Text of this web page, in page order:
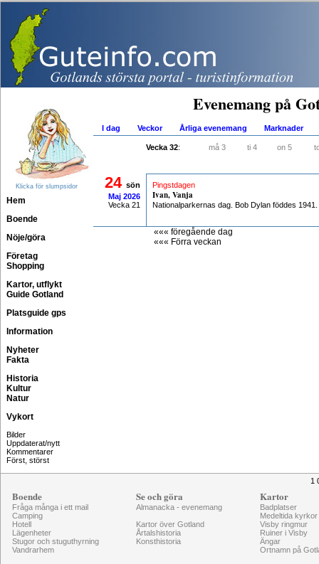
Klicka för slumpsidor
Hem
Boende
Nöje/göra
Företag
Shopping
Kartor, utflykt
Guide Gotland
Platsguide gps
Information
Nyheter
Fakta
Historia
Kultur
Natur
Vykort
Bilder
Uppdaterat/nytt
Kommentarer
Först, störst
Evenemang på
I dag Veckor Årliga evenemang Marknader
Vecka 32: må 3 ti 4 on 5
24 sön
Maj 2026
Vecka 21
Pingstdagen
Ivan, Vanja
Nationalparkernas dag. Bob Dylan föddes 1941.
««« föregående dag
««« Förra veckan
1
Boende
Fråga många i ett mail
Camping
Hotell
Lägenheter
Stugor och stuguthyrning
Vandrarhem
Se och göra
Almanacka - evenemang
Kartor över Gotland
Årtalshistoria
Konsthistoria
Kartor
Badplatser
Medeltida kyrkor
Visby ringmur
Ruiner i Visby
Ängar
Ortnamn på